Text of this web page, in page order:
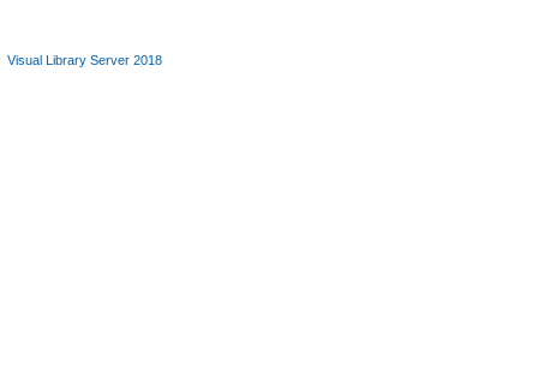
Visual Library Server 2018